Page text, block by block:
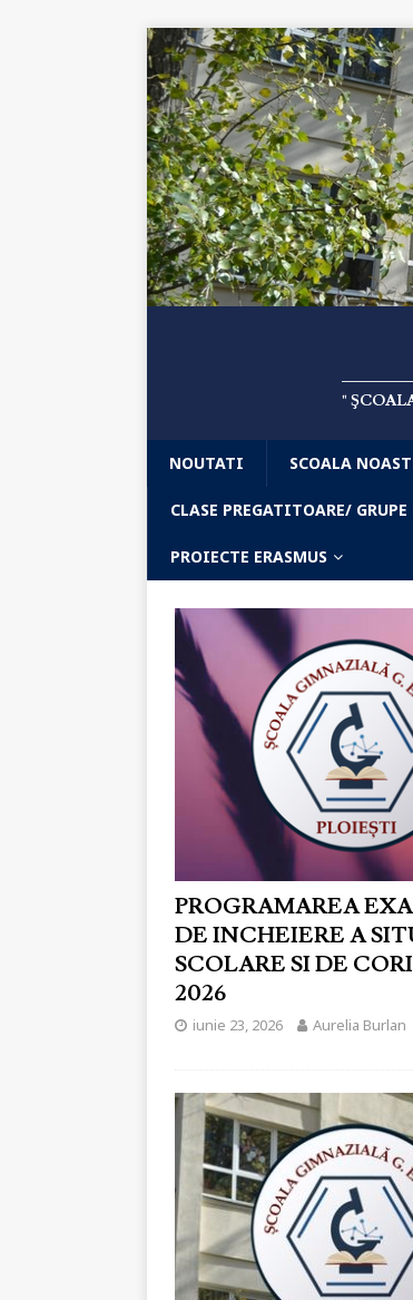
"
NOUTATI SCOALA
CLASE PREGATITOARE/ GRUPE
PROIECTE ERASMUS
PROGRAMAREA
DE INCHEIERE A
SCOLARE SI DE
2026
iunie 23, 2026 Aurelia Burlan